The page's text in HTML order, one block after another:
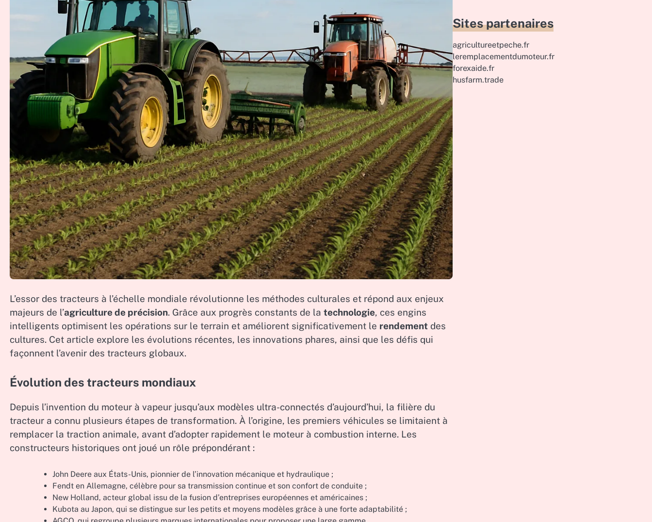
L’essor des tracteurs à l’échelle mondiale révolutionne les méthodes culturales et répond aux enjeux
majeurs de l’agriculture de précision. Grâce aux progrès constants de la technologie, ces engins
intelligents optimisent les opérations sur le terrain et améliorent significativement le rendement des
cultures. Cet article explore les évolutions récentes, les innovations phares, ainsi que les défis qui
façonnent l’avenir des tracteurs globaux.
Évolution des tracteurs mondiaux
Depuis l’invention du moteur à vapeur jusqu’aux modèles ultra-connectés d’aujourd’hui, la filière du
tracteur a connu plusieurs étapes de transformation. À l’origine, les premiers véhicules se limitaient à
remplacer la traction animale, avant d’adopter rapidement le moteur à combustion interne. Les
constructeurs historiques ont joué un rôle prépondérant :
John Deere aux États-Unis, pionnier de l’innovation mécanique et hydraulique ;
Fendt en Allemagne, célèbre pour sa transmission continue et son confort de conduite ;
New Holland, acteur global issu de la fusion d’entreprises européennes et américaines ;
Kubota au Japon, qui se distingue sur les petits et moyens modèles grâce à une forte adaptabilité ;
Sites partenaires
agricultureetpeche.fr
leremplacementdumoteur.fr
forexaide.fr
husfarm.trade